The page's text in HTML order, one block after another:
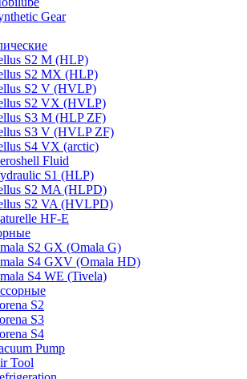
Gear
S2 M (HLP)
S2 MХ (HLP)
S2 V (HVLP)
S2 VX (HVLP)
S3 M (HLP ZF)
S3 V (HVLP ZF)
S4 VX (arctic)
Fluid
S1 (HLP)
S2 MA (HLPD)
S2 VA (HVLPD)
HF-E
S2 GX (Omala G)
S4 GXV (Omala HD)
S4 WE (Tivela)
S2
S3
S4
Pump
Tool